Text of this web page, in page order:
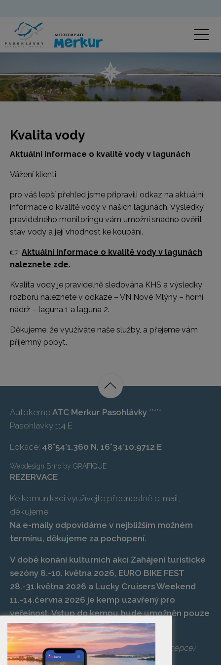
Kvalita vody
Aktuální informace o kvalitě vody v lagunách
Vážení klienti,
pro váš lepší přehled jsme připravili odkaz na aktuální
informace o kvalitě vody v našich lagunách. Výsledky
pravidelného monitoringu vám umožní snadno ověřit
stav vody a její vhodnost ke koupání.
👉 Aktuální informace o kvalitě vody v lagunách
naleznete zde.
Kvalita vody je pravidelně sledována KHS a výsledky
rozboru naleznete v odkaze – VN Nové Mlýny – horní
nádrž – laguna 1 a laguna 2.
Děkujeme, že využíváte naše služby, a přejeme vám
příjemný pobyt.
Autokemp ATC Merkur Pasohlávky *****
Pasohlávky 114 E
Lokace: 48°54’1.360 N, 16°34’10.9712 E
Webdesign Brno by GRAFIQUE
REZERVACE
Ke komunikaci využívejte přednostně e-mail,
děkujeme.
Na e-maily odpovídáme v nejbližším možném
termínu, děkujeme za pochopení.
V době konání kulturních akcí Zahájení turistické
sezóny 8.-10. května 2026, EURO BIKE FEST
28.-31.května 2026 a Lucky Cruisers Weekend
11.-14.června 2026 je kemp uzavřený pro
veřejnost. Vstup do kempu bude umožněn pouze
po zaplacení vstupenky na danou akci.
Telefon:+420 519 427 714,539 029 266
(recepce)
E-mail:camp@pasohlavky.cz